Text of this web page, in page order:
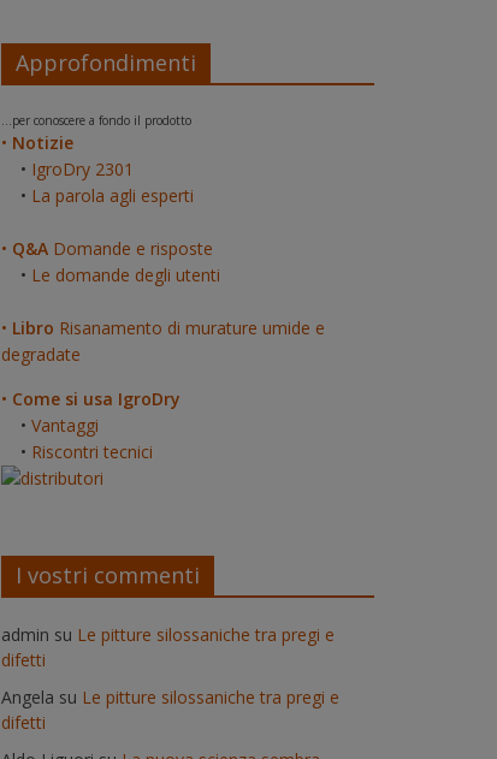
Approfondimenti
...per conoscere a fondo il prodotto
• Notizie
• IgroDry 2301
• La parola agli esperti
• Q&A Domande e risposte
• Le domande degli utenti
• Libro Risanamento di murature umide e
degradate
• Come si usa IgroDry
• Vantaggi
• Riscontri tecnici
I vostri commenti
admin su Le pitture silossaniche tra pregi e
difetti
Angela su Le pitture silossaniche tra pregi e
difetti